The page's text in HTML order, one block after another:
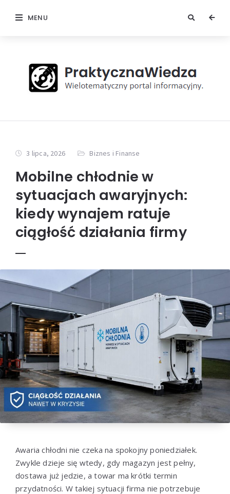
MENU
3 lipca, 2026 Biznes i Finanse
Mobilne chłodnie w
sytuacjach awaryjnych:
kiedy wynajem ratuje
ciągłość działania firmy
Awaria chłodni nie czeka na spokojny poniedziałek.
Zwykle dzieje się wtedy, gdy magazyn jest pełny,
dostawa już jedzie, a towar ma krótki termin
przydatności. W takiej sytuacji firma nie potrzebuje